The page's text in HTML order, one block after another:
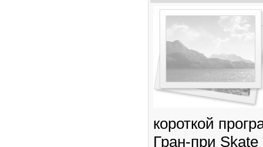
короткой
Гран-при